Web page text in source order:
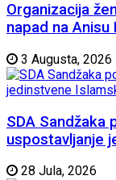
Organizacija
napad na
3 Augusta, 2026
SDA Sandžaka
uspostavljanje
28 Jula, 2026